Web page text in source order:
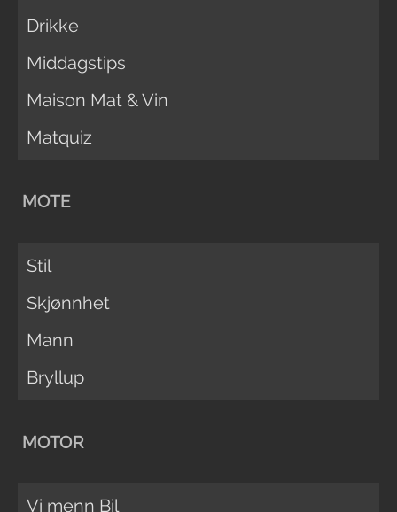
Drikke
Middagstips
Maison Mat & Vin
Matquiz
MOTE
Stil
Skjønnhet
Mann
Bryllup
MOTOR
Vi menn Bil